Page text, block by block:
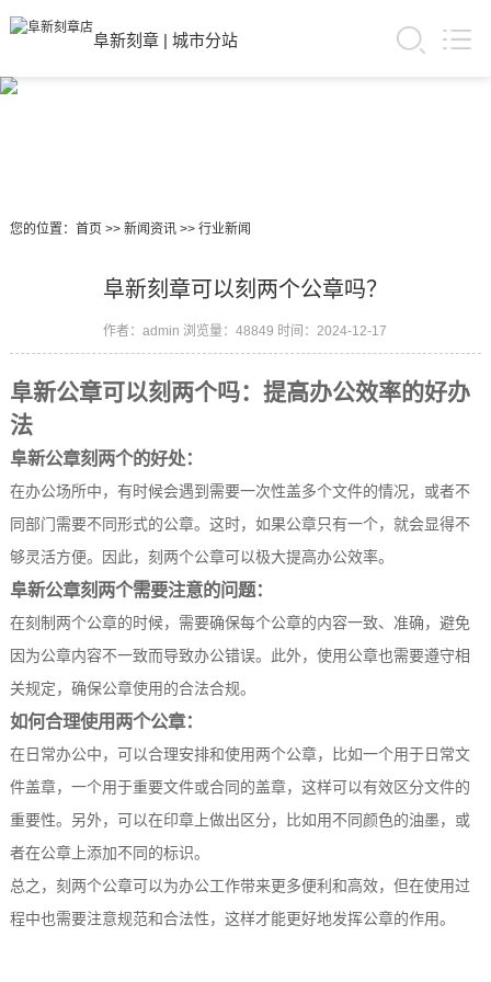
阜新刻章| 城市分站
您的位置： 首页 >> 新闻资讯>> 行业新闻
阜新刻章可以刻两个公章吗？
作者：admin 浏览量：48849 时间：2024-12-17
阜新公章可以刻两个吗：提高办公效率的好办
法
阜新公章刻两个的好处：
在办公场所中，有时候会遇到需要一次性盖多个文件的情况，或者不
同部门需要不同形式的公章。这时，如果公章只有一个，就会显得不
够灵活方便。因此，刻两个公章可以极大提高办公效率。
阜新公章刻两个需要注意的问题：
在刻制两个公章的时候，需要确保每个公章的内容一致、准确，避免
因为公章内容不一致而导致办公错误。此外，使用公章也需要遵守相
关规定，确保公章使用的合法合规。
如何合理使用两个公章：
在日常办公中，可以合理安排和使用两个公章，比如一个用于日常文
件盖章，一个用于重要文件或合同的盖章，这样可以有效区分文件的
重要性。另外，可以在印章上做出区分，比如用不同颜色的油墨，或
者在公章上添加不同的标识。
总之，刻两个公章可以为办公工作带来更多便利和高效，但在使用过
程中也需要注意规范和合法性，这样才能更好地发挥公章的作用。